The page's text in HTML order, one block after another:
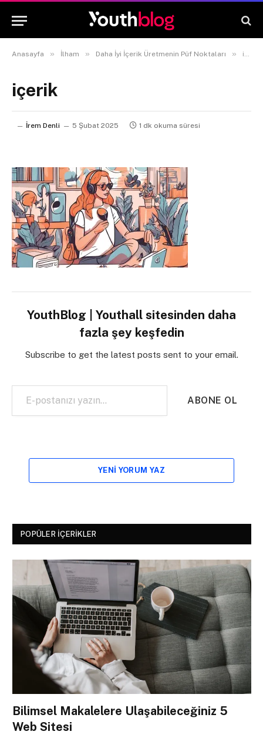
Anasayfa » İlham » Daha İyi İçerik Üretmenin Püf Noktaları » içerik
içerik
İrem Denli 5 Şubat 2025 1 dk okuma süresi
YouthBlog | Youthall sitesinden daha
fazla şey keşfedin
Subscribe to get the latest posts sent to your email.
E-postanızı yazın…
ABONE OL
YENI YORUM YAZ
POPÜLER İÇERIKLER
Bilimsel Makalelere Ulaşabileceğiniz 5
Web Sitesi